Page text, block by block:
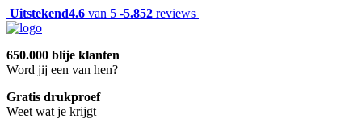
Uitstekend4.6 van 5 -5.852 reviews
650.000 blije klanten
Word jij een van hen?
Gratis drukproef
Weet wat je krijgt